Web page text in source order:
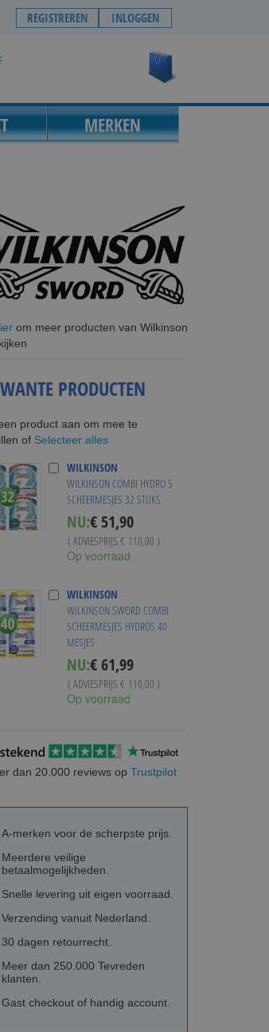
REGISTREREN INLOGGEN
MERKEN
om meer producten van Wilkinson
PRODUCTEN
product aan om mee te
of Selecteer alles
WILKINSON
WILKINSON COMBI HYDRO 5
SCHEERMESJES 32 STUKS
NU:Special
Price
€ 51,90
( ADVIESPRIJS € 110,00 )
Op voorraad
WILKINSON
WILKINSON SWORD COMBI
SCHEERMESJES HYDRO5 40
MESJES
NU:Special
Price
€ 61,99
( ADVIESPRIJS € 110,00 )
Op voorraad
dan 20.000 reviews opTrustpilot
A-merken voor de scherpste prijs.
Meerdere veilige
betaalmogelijkheden.
Snelle levering uit eigen voorraad.
Verzending vanuit Nederland.
30 dagen retourrecht.
Meer dan 250.000 Tevreden
klanten.
Gast checkout of handig account.